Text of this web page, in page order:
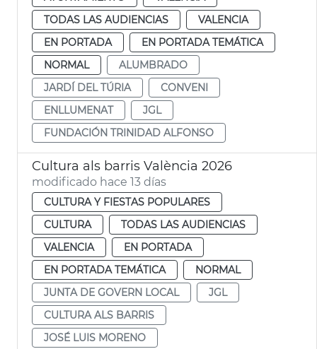
TODAS LAS AUDIENCIAS
VALENCIA
EN PORTADA
EN PORTADA TEMÁTICA
NORMAL
ALUMBRADO
JARDÍ DEL TÚRIA
CONVENI
ENLLUMENAT
JGL
FUNDACIÓN TRINIDAD ALFONSO
Cultura als barris València 2026
modificado hace 13 días
CULTURA Y FIESTAS POPULARES
CULTURA
TODAS LAS AUDIENCIAS
VALENCIA
EN PORTADA
EN PORTADA TEMÁTICA
NORMAL
JUNTA DE GOVERN LOCAL
JGL
CULTURA ALS BARRIS
JOSÉ LUIS MORENO